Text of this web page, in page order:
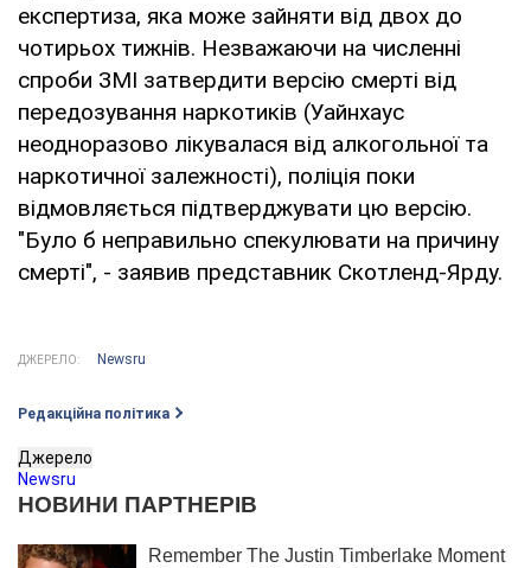
експертиза, яка може зайняти від двох до
чотирьох тижнів. Незважаючи на численні
спроби ЗМІ затвердити версію смерті від
передозування наркотиків (Уайнхаус
неодноразово лікувалася від алкогольної та
наркотичної залежності), поліція поки
відмовляється підтверджувати цю версію.
"Було б неправильно спекулювати на причину
смерті", - заявив представник Скотленд-Ярду.
ДЖЕРЕЛО: Newsru
Редакційна політика
Джерело
Newsru